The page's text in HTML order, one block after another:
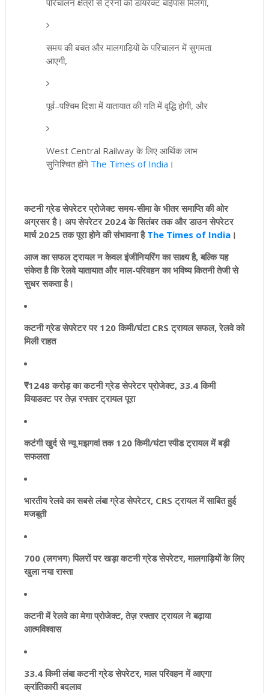
समय की बचत और मालगाड़ियों के परिचालन में सुगमता
आएगी,
पूर्व–पश्चिम दिशा में यातायात की गति में वृद्धि होगी, और
West Central Railway के लिए आर्थिक लाभ
सुनिश्चित होंगे The Times of India ।
कटनी ग्रेड सेपरेटर प्रोजेक्ट समय-सीमा के भीतर समाप्ति की ओर
अग्रसर है। अप सेपरेटर 2024 के सितंबर तक और डाउन सेपरेटर
मार्च 2025 तक पूरा होने की संभावना है The Times of India।
आज का सफल ट्रायल न केवल इंजीनियरिंग का साक्ष्य है, बल्कि यह
संकेत है कि रेलवे यातायात और माल-परिवहन का भविष्य कितनी तेजी से
सुधर सकता है।
कटनी ग्रेड सेपरेटर पर 120 किमी/घंटा CRS ट्रायल सफल, रेलवे को
मिली राहत
₹1248 करोड़ का कटनी ग्रेड सेपरेटर प्रोजेक्ट, 33.4 किमी
वियाडक्ट पर तेज़ रफ्तार ट्रायल पूरा
कटंगी खुर्द से न्यू मझगवां तक 120 किमी/घंटा स्पीड ट्रायल में बड़ी
सफलता
भारतीय रेलवे का सबसे लंबा ग्रेड सेपरेटर, CRS ट्रायल में साबित हुई
मजबूती
700 (लगभग) पिलरों पर खड़ा कटनी ग्रेड सेपरेटर, मालगाड़ियों के लिए
खुला नया रास्ता
कटनी में रेलवे का मेगा प्रोजेक्ट, तेज़ रफ्तार ट्रायल ने बढ़ाया
आत्मविश्वास
33.4 किमी लंबा कटनी ग्रेड सेपरेटर, माल परिवहन में आएगा
क्रांतिकारी बदलाव